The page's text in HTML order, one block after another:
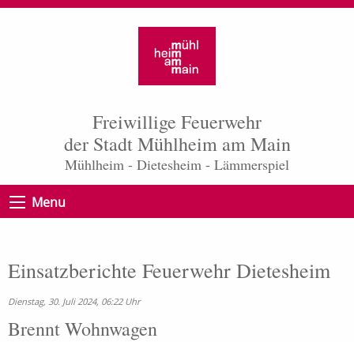
Freiwillige Feuerwehr
der Stadt Mühlheim am Main
Mühlheim - Dietesheim - Lämmerspiel
Menu
Einsatzberichte Feuerwehr Dietesheim
Dienstag, 30. Juli 2024, 06:22 Uhr
Brennt Wohnwagen